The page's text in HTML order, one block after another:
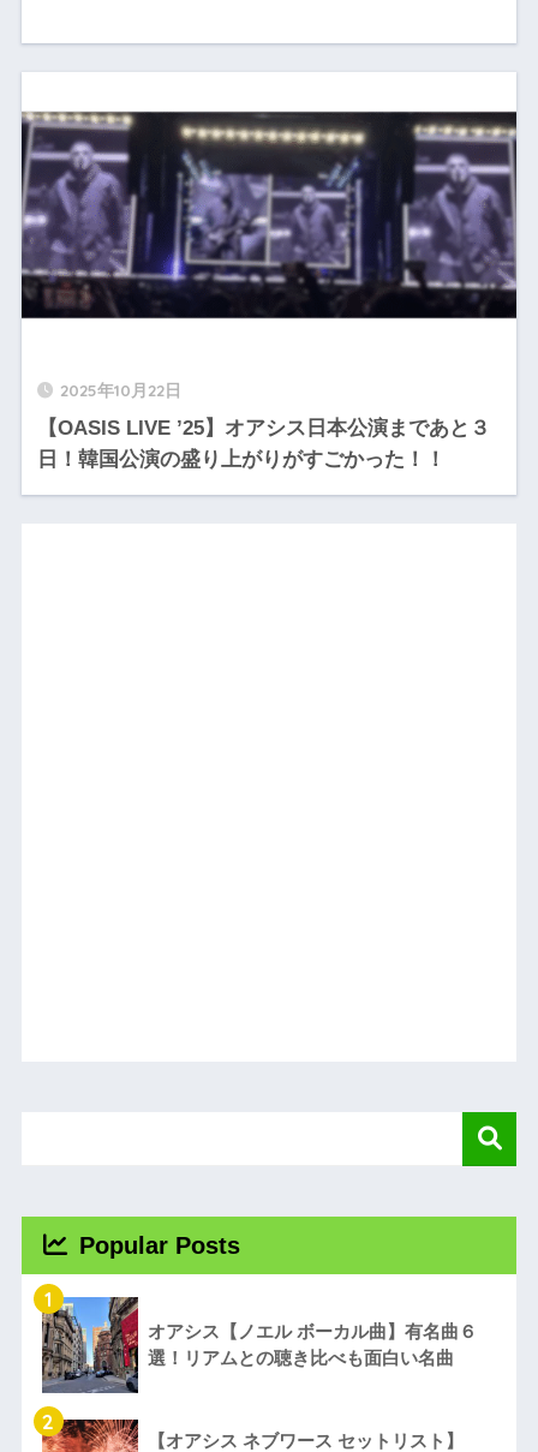
2025年10月22日
【OASIS LIVE ’25】オアシス日本公演まであと３
日！韓国公演の盛り上がりがすごかった！！
Popular Posts
1
オアシス【ノエル ボーカル曲】有名曲６
選！リアムとの聴き比べも面白い名曲
2
【オアシス ネブワース セットリスト】